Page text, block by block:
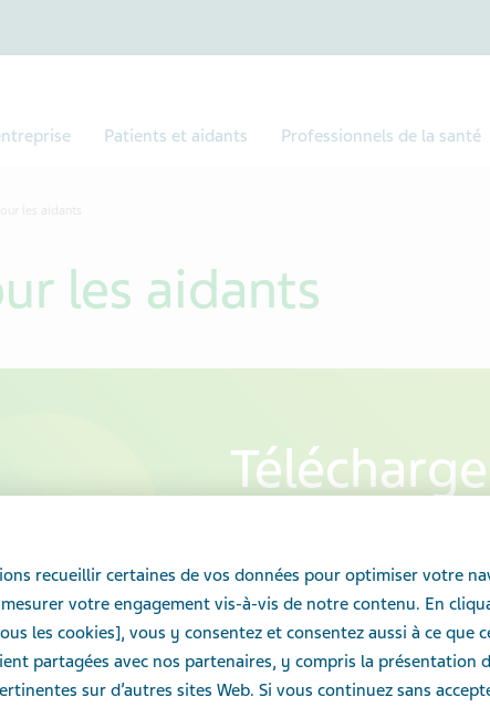
Patients et aidants Professionnels de la santé
les aidants
aidants
Nous avons préparé une gamme
aidants. Trouvez les toutes ici.
recueillir certaines de vos données pour optimiser votre
votre engagement vis-à-vis de notre contenu. En
les cookies], vous y consentez et consentez aussi à ce que
partagées avec nos partenaires, y compris la présentation
sur d’autres sites Web. Si vous continuez sans